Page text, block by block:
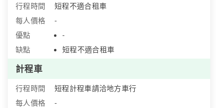
行程時間
短程不適合租車
每人價格
-
優點
-
缺點
短程不適合租車
計程車
行程時間
短程計程車請洽地方車行
每人價格
-